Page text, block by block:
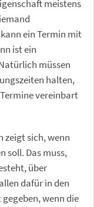
meistens
ein Termin mit
ist ein
müssen
halten,
vereinbart
zeigt sich, wenn
soll. Das muss,
über
dafür in den
wenn die